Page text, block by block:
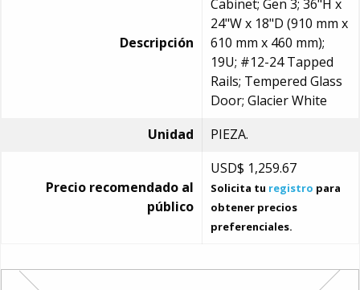
Descripción
Cabinet; Gen 3; 36"H x
24"W x 18"D (910 mm x
610 mm x 460 mm);
19U; #12-24 Tapped
Rails; Tempered Glass
Door; Glacier White
Unidad
PIEZA.
Precio recomendado al
público
USD$ 1,259.67
Solicita tu registro para
obtener precios
preferenciales.